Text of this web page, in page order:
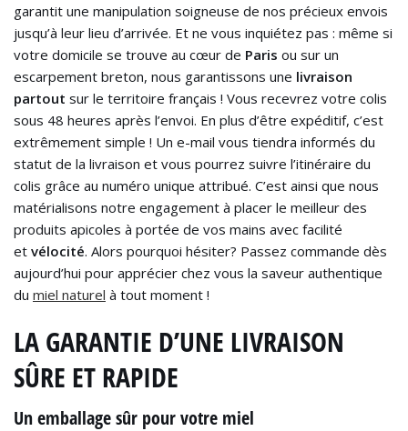
garantit une manipulation soigneuse de nos précieux envois
jusqu’à leur lieu d’arrivée. Et ne vous inquiétez pas : même si
votre domicile se trouve au cœur de Paris ou sur un
escarpement breton, nous garantissons une livraison
partout sur le territoire français ! Vous recevrez votre colis
sous 48 heures après l’envoi. En plus d’être expéditif, c’est
extrêmement simple ! Un e-mail vous tiendra informés du
statut de la livraison et vous pourrez suivre l’itinéraire du
colis grâce au numéro unique attribué. C’est ainsi que nous
matérialisons notre engagement à placer le meilleur des
produits apicoles à portée de vos mains avec facilité
et vélocité. Alors pourquoi hésiter? Passez commande dès
aujourd’hui pour apprécier chez vous la saveur authentique
du miel naturel à tout moment !
LA GARANTIE D’UNE LIVRAISON
SÛRE ET RAPIDE
Un emballage sûr pour votre miel